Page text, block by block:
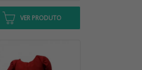
VER PRODUTO